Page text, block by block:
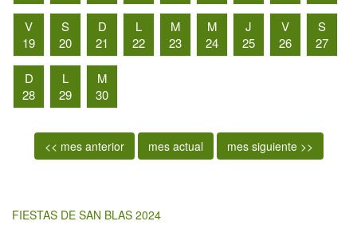
V
19
S
20
D
21
L
22
M
23
M
24
J
25
V
26
S
27
D
28
L
29
M
30
<< mes anterior mes actual mes siguiente >>
FIESTAS DE SAN BLAS 2024